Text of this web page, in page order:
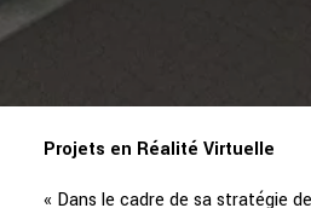
Projets en Réalité Virtuelle
« Dans le cadre de sa stratégie